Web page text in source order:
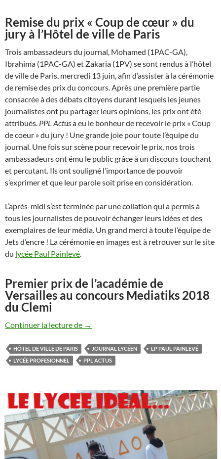
Remise du prix « Coup de cœur » du
jury à l’Hôtel de ville de Paris
Trois ambassadeurs du journal, Mohamed (1PAC-GA),
Ibrahima (1PAC-GA) et Zakaria (1PV) se sont rendus à l’hôtel
de ville de Paris, mercredi 13 juin, afin d’assister à la cérémonie
de remise des prix du concours. Après une première partie
consacrée à des débats citoyens durant lesquels les jeunes
journalistes ont pu partager leurs opinions, les prix ont été
attribués. PPL Actusa eu le bonheur de recevoir le prix « Coup
de coeur » du jury ! Une grande joie pour toute l’équipe du
journal. Une fois sur scène pour recevoir le prix, nos trois
ambassadeurs ont ému le public grâce à un discours touchant
et percutant. Ils ont souligné l’importance de pouvoir
s’exprimer et que leur parole soit prise en considération.
L’après-midi s’est terminée par une collation qui a permis à
tous les journalistes de pouvoir échanger leurs idées et des
exemplaires de leur média. Un grand merci à toute l’équipe de
Jets d’encre ! La cérémonie en images est à retrouver sur le site
du lycée Paul Painlevé.
Premier prix de l’académie de
Versailles au concours Mediatiks 2018
du Clemi
Continuer la lecture de 2018, une année de succès pour PPL
→
HÔTEL DE VILLE DE PARIS JOURNAL LYCÉEN
LP PAUL PAINLEVÉ
LYCÉE PROFESIONNEL
PPL ACTUS